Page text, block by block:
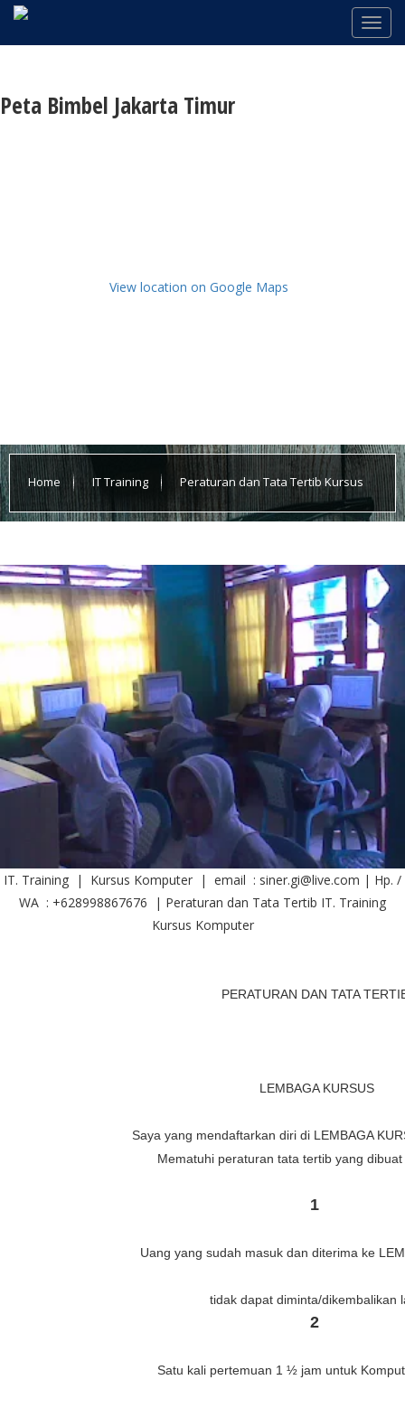
Peta Bimbel Jakarta Timur
View location on Google Maps
Home IT Training Peraturan dan Tata Tertib Kursus
IT. Training | Kursus Komputer | email : siner.gi@live.com | Hp. /
WA : +628998867676 | Peraturan dan Tata Tertib IT. Training
Kursus Komputer
PERATURAN DAN TATA
LEMBAGA KURSUS
Saya yang mendaftarkan diri di LEMBAGA
Mematuhi peraturan tata tertib yang
1
Uang yang sudah masuk dan diterima ke
tidak dapat diminta/dikembalikan
2
Satu kali pertemuan 1 ½ jam untuk